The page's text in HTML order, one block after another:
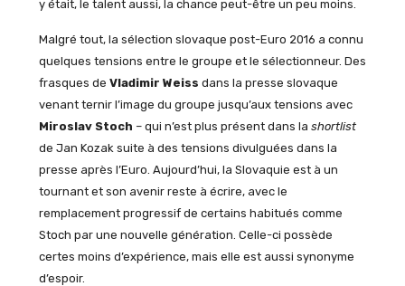
y était, le talent aussi, la chance peut-être un peu moins.
Malgré tout, la sélection slovaque post-Euro 2016 a connu
quelques tensions entre le groupe et le sélectionneur. Des
frasques de Vladimir Weiss dans la presse slovaque
venant ternir l’image du groupe jusqu’aux tensions avec
Miroslav Stoch – qui n’est plus présent dans la shortlist
de Jan Kozak suite à des tensions divulguées dans la
presse après l’Euro. Aujourd’hui, la Slovaquie est à un
tournant et son avenir reste à écrire, avec le
remplacement progressif de certains habitués comme
Stoch par une nouvelle génération. Celle-ci possède
certes moins d’expérience, mais elle est aussi synonyme
d’espoir.